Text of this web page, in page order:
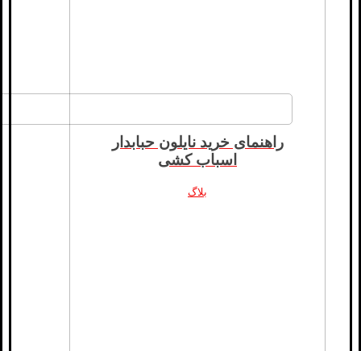
راهنمای خرید نایلون حبابدار
اسباب کشی
بلاگ